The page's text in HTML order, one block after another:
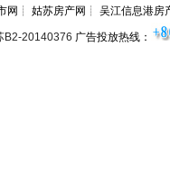
网┊ 姑苏房产网┊ 吴江信息港
B2-20140376 广告投放热线：